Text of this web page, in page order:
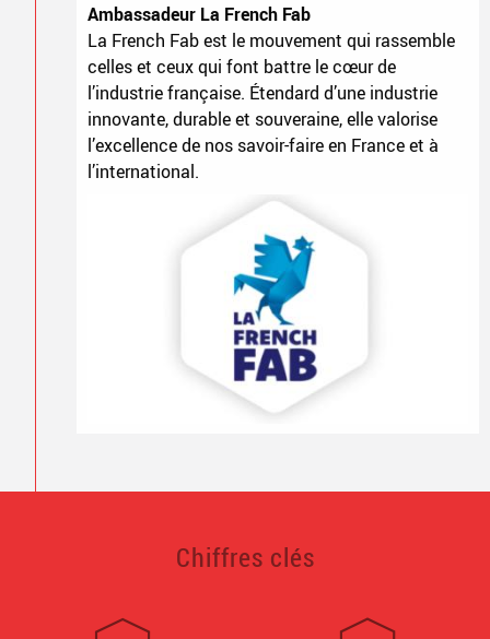
Ambassadeur La French Fab
La French Fab est le mouvement qui rassemble
celles et ceux qui font battre le cœur de
l’industrie française. Étendard d’une industrie
innovante, durable et souveraine, elle valorise
l’excellence de nos savoir-faire en France et à
l’international.
Chiffres clés